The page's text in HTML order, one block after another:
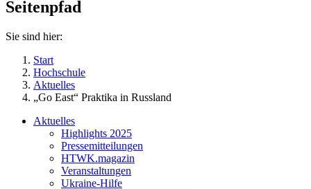
Seitenpfad
Sie sind hier:
Start
Hochschule
Aktuelles
„Go East“ Praktika in Russland
Aktuelles
Highlights 2025
Pressemitteilungen
HTWK.magazin
Veranstaltungen
Ukraine-Hilfe